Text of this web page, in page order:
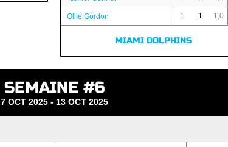
Ollie Gordon 1 1 1,0
MIAMI DOLPHINS
SEMAINE #6
7 OCT 2025 - 13 OCT 2025